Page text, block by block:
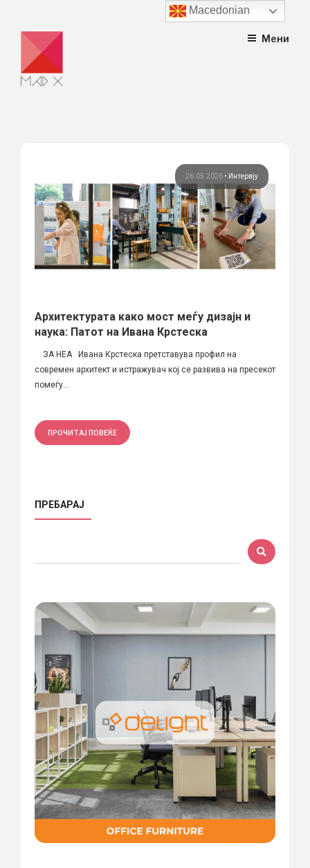
content
Мени
26.05.2026 • Интервју
Архитектурата како мост меѓу дизајн и
наука: Патот на Ивана Крстеска
ЗА НЕА Ивана Крстеска претставува профил на
современ архитект и истражувач кој се развива на пресекот
помеѓу...
ПРОЧИТАЈ ПОВЕЌЕ
ПРЕБАРАЈ
Macedonian